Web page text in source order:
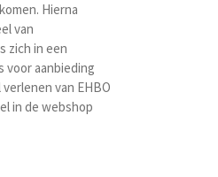
Hierna
van
zich in een
voor aanbieding
van EHBO
in de webshop